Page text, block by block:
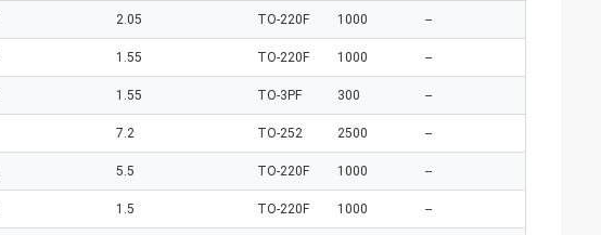
2.05 TO-220F 1000 --
1.55 TO-220F 1000 --
1.55 TO-3PF 300 --
7.2 TO-252 2500 --
5.5 TO-220F 1000 --
1.5 TO-220F 1000 --